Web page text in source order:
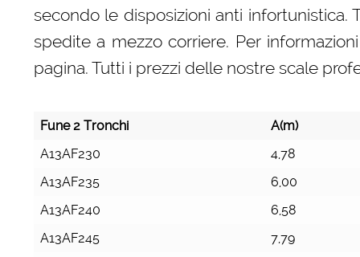
secondo le disposizioni anti infortunistica.
spedite a mezzo corriere. Per
pagina. Tutti i prezzi delle nostre scale
Fune 2 Tronchi
A(m)
A13AF230
4,78
A13AF235
6,00
A13AF240
6,58
A13AF245
7,79